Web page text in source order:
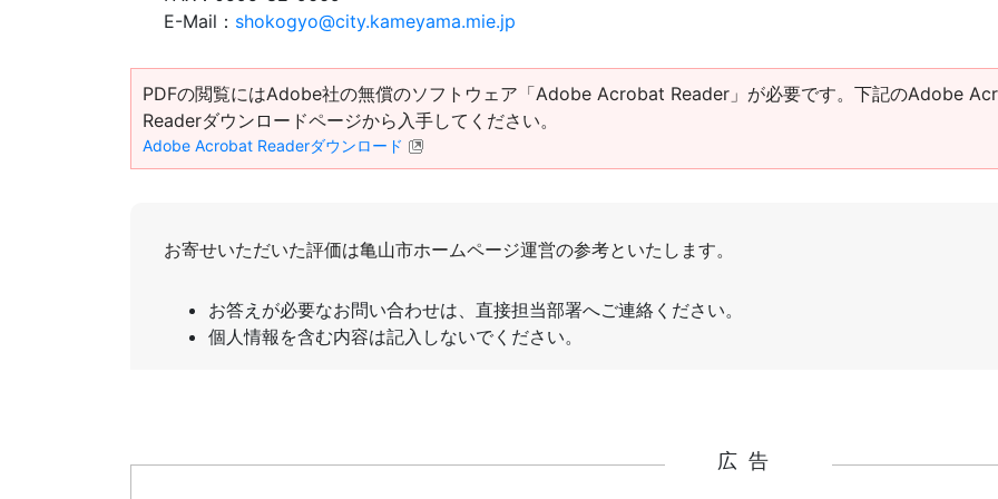
E-Mail： shokogyo@city.kameyama.mie.jp
PDFの閲覧にはAdobe社の無償のソフトウェア「Adobe Acrobat Reader」が必要です。下記のAdobe
Readerダウンロードページから入手してください。
Adobe Acrobat Readerダウンロード
広告